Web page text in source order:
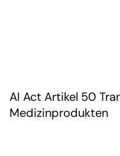
AI Act Artikel 50
Medizinprodukten